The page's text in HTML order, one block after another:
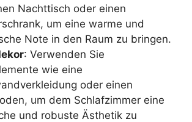
Nachttisch oder einen
um eine warme und
Note in den Raum zu bringen.
: Verwenden Sie
wie eine
oder einen
um dem Schlafzimmer eine
und robuste Ästhetik zu